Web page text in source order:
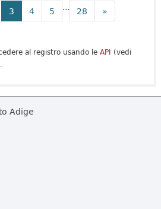
3 4 5 ... 28 »
al registro usando le API (vedi
Adige